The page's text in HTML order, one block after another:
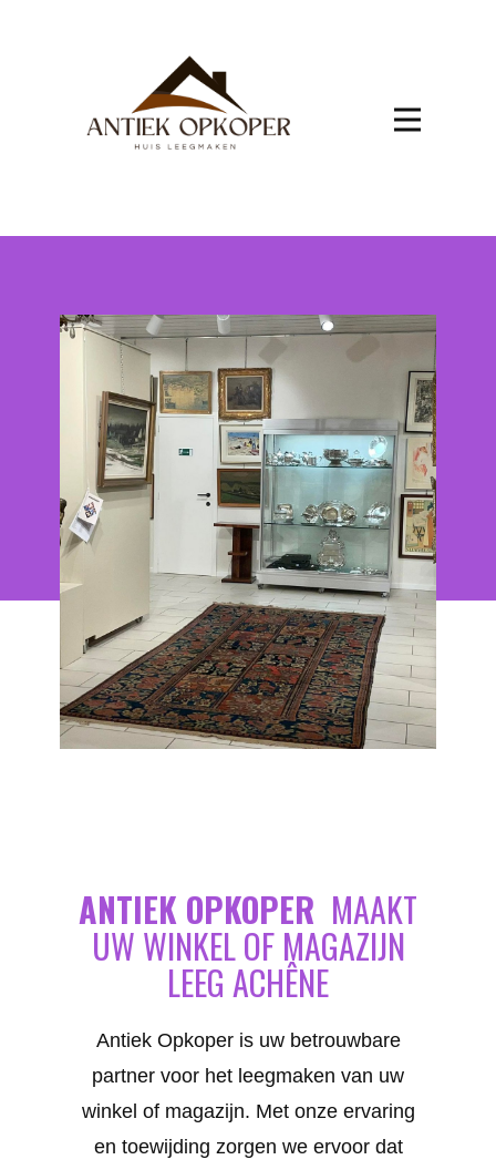
ANTIEK OPKOPER MAAKT
UW WINKEL OF MAGAZIJN
LEEG ACHÊNE
Antiek Opkoper is uw betrouwbare
partner voor het leegmaken van uw
winkel of magazijn. Met onze ervaring
en toewijding zorgen we ervoor dat